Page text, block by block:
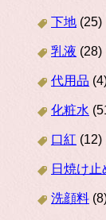
下地 (25)
乳液 (28)
代用品
化粧水
口紅 (12)
日焼け止
洗顔料